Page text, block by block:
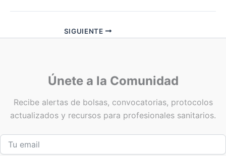
SIGUIENTE
Únete a la Comunidad
Recibe alertas de bolsas, convocatorias, protocolos
actualizados y recursos para profesionales sanitarios.